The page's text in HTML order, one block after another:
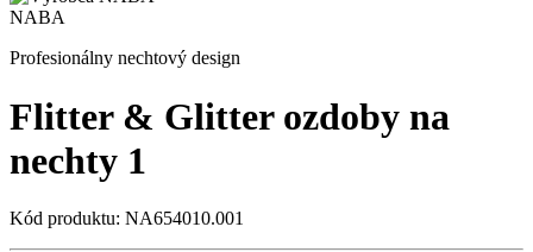
NABA
Profesionálny nechtový design
Flitter & Glitter ozdoby na
nechty 1
Kód produktu: NA654010.001